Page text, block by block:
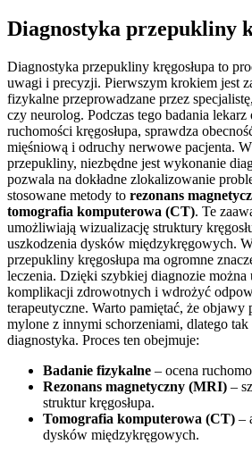
Diagnostyka przepukliny
Diagnostyka przepukliny kręgosłupa to
uwagi i precyzji. Pierwszym krokiem jest
fizykalne przeprowadzane przez
czy neurolog. Podczas tego badania lekarz
ruchomości kręgosłupa, sprawdza
mięśniową i odruchy nerwowe pacjenta.
przepukliny, niezbędne jest wykonanie
pozwala na dokładne zlokalizowanie
stosowane metody to rezonans
tomografia komputerowa (CT). Te
umożliwiają wizualizację struktury
uszkodzenia dysków międzykręgowych.
przepukliny kręgosłupa ma ogromne
leczenia. Dzięki szybkiej diagnozie
komplikacji zdrowotnych i wdrożyć
terapeutyczne. Warto pamiętać, że
mylone z innymi schorzeniami, dlatego tak
diagnostyka. Proces ten obejmuje:
Badanie fizykalne – ocena
Rezonans magnetyczny (MRI) –
struktur kręgosłupa.
Tomografia komputerowa (CT) –
dysków międzykręgowych.